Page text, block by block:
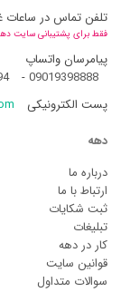
تلفن تماس در ساعات
فقط برای پشتیبانی سایت
پیامرسان واتساپ
09019398888
-
پست الکترونیکی
دهه
درباره ما
ارتباط با ما
ثبت شکایات
تبلیغات
کار در دهه
قوانین سایت
سوالات متداول